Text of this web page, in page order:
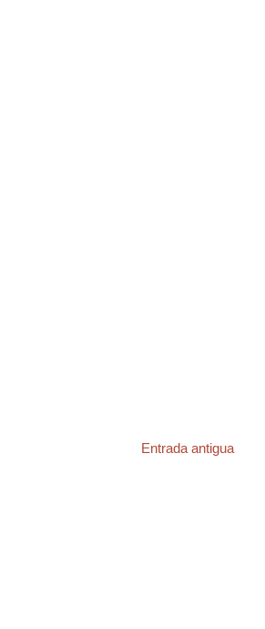
Entrada antigua